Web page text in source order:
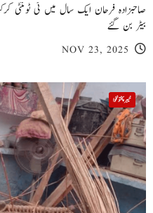
بیٹر بن گئے
NOV 23, 2025
خیبر پختونخوا